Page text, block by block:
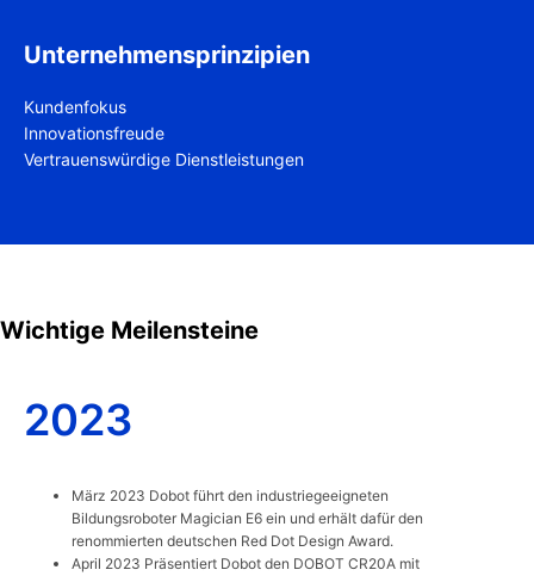
Unternehmensprinzipien
Kundenfokus
Innovationsfreude
Vertrauenswürdige Dienstleistungen
Wichtige Meilensteine
2023
März 2023 Dobot führt den industriegeeigneten
Bildungsroboter Magician E6 ein und erhält dafür den
renommierten deutschen Red Dot Design Award.
April 2023 Präsentiert Dobot den DOBOT CR20A mit